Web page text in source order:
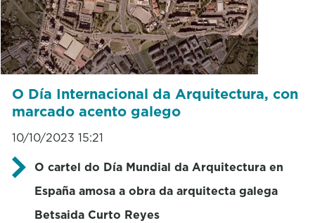
O Día Internacional da Arquitectura, con
marcado acento galego
10/10/2023 15:21
O cartel do Día Mundial da Arquitectura en
España amosa a obra da arquitecta galega
Betsaida Curto Reyes